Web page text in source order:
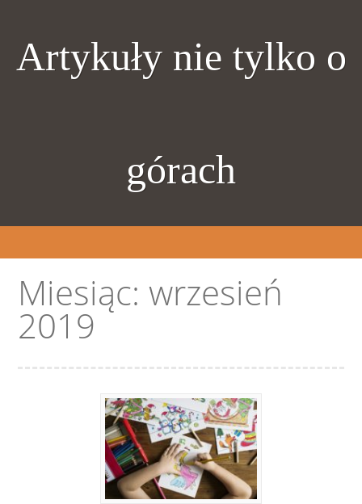
Artykuły nie tylko o
górach
Miesiąc:wrzesień
2019